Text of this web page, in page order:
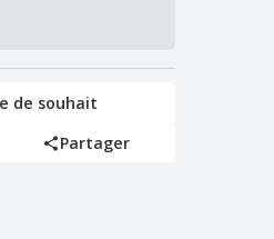
de souhait
Partager